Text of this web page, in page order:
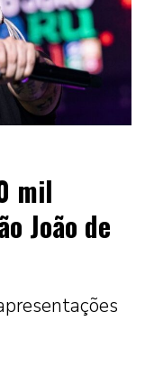
mil
João de